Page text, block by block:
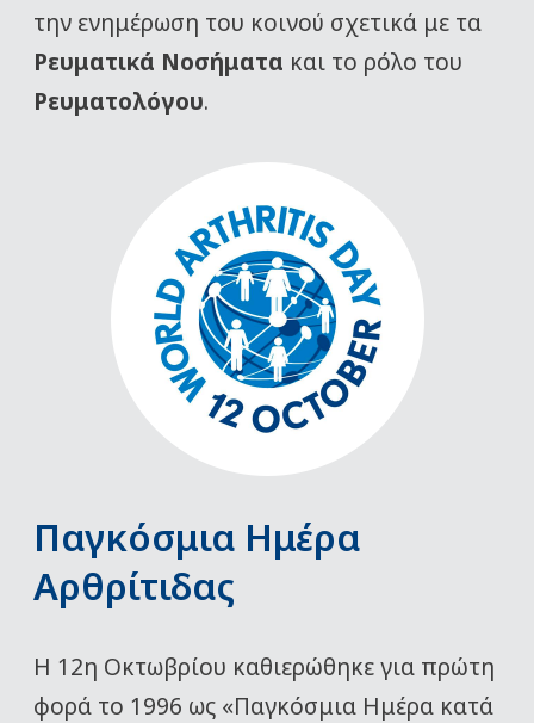
την ενημέρωση του κοινού σχετικά με τα
Ρευματικά Νοσήματα και το ρόλο του
Ρευματολόγου.
Παγκόσμια Ημέρα
Αρθρίτιδας
Η 12η Οκτωβρίου καθιερώθηκε για πρώτη
φορά το 1996 ως «Παγκόσμια Ημέρα κατά